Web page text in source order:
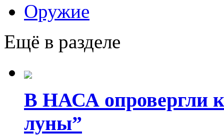
Оружие
Ещё в разделе
В НАСА опровергли
луны”